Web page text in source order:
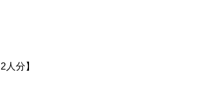
2人分】